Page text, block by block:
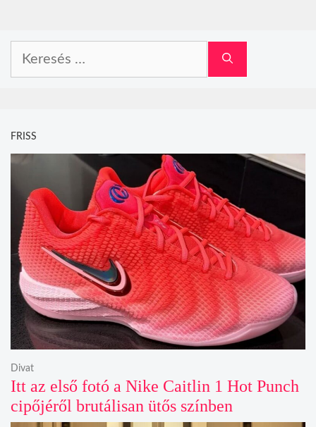
FRISS
Itt az első fotó a Nike Caitlin 1 Hot Punch
cipőjéről brutálisan ütős színben
Divat